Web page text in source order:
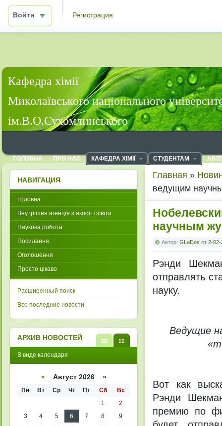
Войти Регистрация
Кафедра хімії
Миколаївського національного
ім.В.О.Сухомлинського
ГОЛОВНА ПРО НАС КАФЕДРА ХІМІЇ СТУДЕНТАМ
Главная »
ведущим
научным
Автор: GLaDos от 2-02-
Рэнди
отправлять
науку.
Ведущие
Вот как
Рэнди
премию по
НАВИГАЦИЯ
Головна
Внутрішня агенція з якості освіти
Наукова робота
Посилання
Оголошення
Просто цікаво
Расширенный поиск
Все последние новости
АРХИВ НОВОСТЕЙ
кален
списк
В виде календаря
« Август 2026 »
Пн Вт Ср Чт Пт Сб
Вс
1
2
3
4 5 6 7 8
9